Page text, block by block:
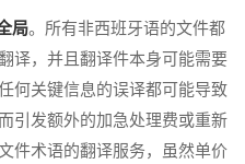
局。所有非西班牙语的文件都
译，并且翻译件本身可能需要
何关键信息的误译都可能导致
引发额外的加急处理费或重新
件术语的翻译服务，虽然单价